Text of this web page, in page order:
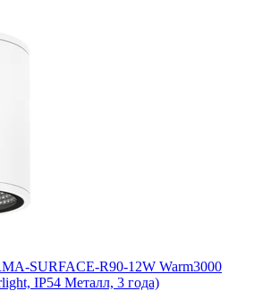
SURFACE-R90-12W Warm3000
IP54 Металл, 3 года)